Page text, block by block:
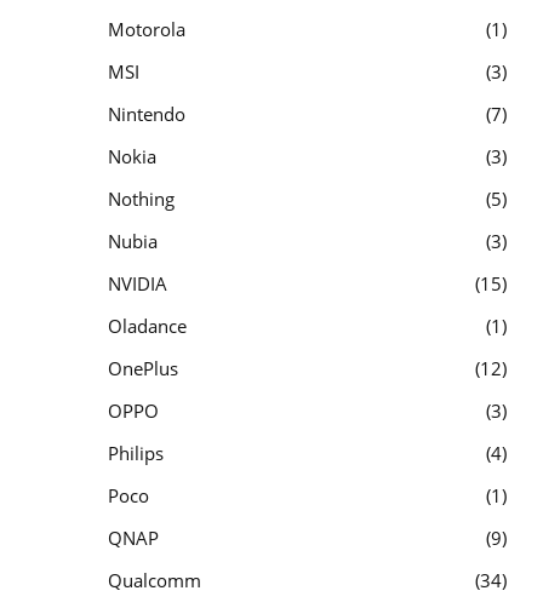
Motorola
1
MSI
3
Nintendo
7
Nokia
3
Nothing
5
Nubia
3
NVIDIA
15
Oladance
1
OnePlus
12
OPPO
3
Philips
4
Poco
1
QNAP
9
Qualcomm
34